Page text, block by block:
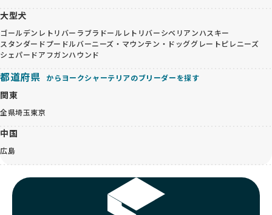
大型犬
ゴールデンレトリバー ラブラドールレトリバーシベリアンハスキー
スタンダードプードルバーニーズ・マウンテン・ドッググレートピレニーズ
シェパードアフガンハウンド
都道府県 からヨークシャーテリアのブリーダーを探す
関東
全県埼玉東京
中国
広島